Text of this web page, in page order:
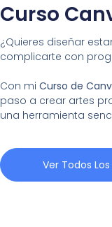
Curso
¿Quieres diseñar
complicarte con
Con mi Curso de
paso a crear artes
una herramienta
Ver Todos